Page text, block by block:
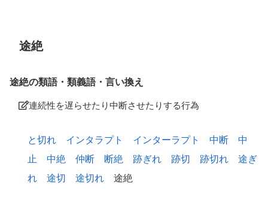
途絶
途絶の類語・類義語・言い換え
連続性を遅らせたり中断させたりする行為
と切れ インタラプト インターラプト 中断
中
止
中絶 仲断 断絶 跡ぎれ 跡切 跡切れ
途ぎ
れ
途切 途切れ 途絶